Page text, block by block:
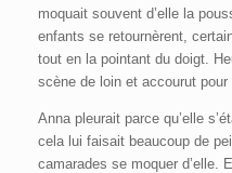
moquait souvent d’elle la
enfants se retournèrent,
tout en la pointant du doigt.
scène de loin et accourut pour
Anna pleurait parce qu’elle
cela lui faisait beaucoup de
camarades se moquer d’elle.